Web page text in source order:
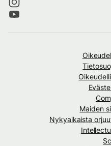
Maiden
Nykyaikaista